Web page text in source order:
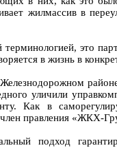
жилмассив в
терминологией,
в жизнь в
уличили
в
правления «ЖКХ-
подход